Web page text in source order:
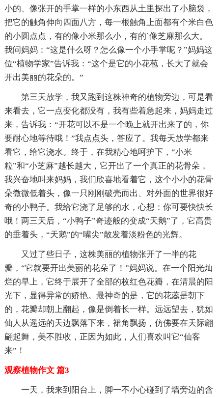
小的、像张开的手掌一样的小东西从土里探出了小脑袋，
把它的触角伸向四面八方，每一根触角上面都有个米白色
的小圆点点，有的像小米那么小，有的`像芝麻那么大。
我问妈妈：“这是什么呀？怎么像一个小手掌呢？”妈妈这
位“植物学家”告诉我：“这个是它的小花苞，长大了就会
开出美丽的花朵的。”
第三天放学，我又跑到这株神奇的植物旁边，可是看
来看去，它一点变化都没有，我有些着急起来，妈妈走过
来，告诉我：“开花可以不是一个晚上就开出来了的，你
要耐心地等待哦！”我点点头，答应了。我每天放学都来
看它，给它浇水。终于，在我精心地呵护下，“小米
粒”和“小芝麻”越长越大，它开出了一个真正的花骨朵，
我兴奋地叫来妈妈，我们欣喜地看着它，这个小小的花骨
朵微微低着头，像一只刚刚破壳而出、对外面的世界很好
奇的小鸭子。我给它浇了足够的水，心想：你可要快快长
哦！两三天后，“小鸭子”奇迹般的变成“天鹅”了，它高贵
的垂着头，“天鹅”的“嘴尖”散发着淡粉色的光辉。
又过了些日子，这株美丽的植物张开了一半的花
瓣，“它就要开出美丽的花朵了！”妈妈说。在一个阳光灿
烂的早上，它终于展开了全部的枚红色花瓣，在清晨的阳
光下，显得异常的娇艳。最神奇的是，它的花蕊是朝下
的，花瓣却朝上翻起，像是倒着长一样。远远望去，犹如
仙人从遥远的天边飘落下来，裙角飘扬，仿佛要在天际翩
翩起舞，美不胜收，正因为如此，人们喜欢叫它“仙客
来”！
观察植物作文 篇3
一天，我来到阳台上，脚一不小心碰到了墙旁边的含